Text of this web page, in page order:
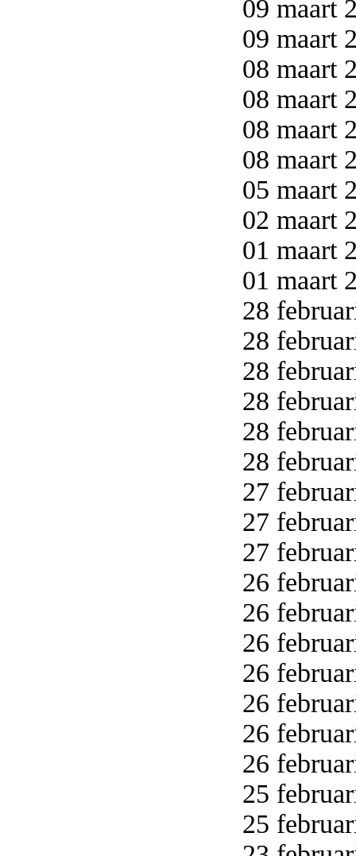
09 maart
09 maart
08 maart
08 maart
08 maart
08 maart
05 maart
02 maart
01 maart
01 maart
28
28
28
28
28
28
27
27
27
26
26
26
26
26
26
26
25
25